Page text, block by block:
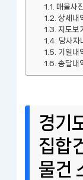
매물사진
상세내
지도보
당사자
기일내
송달내
경기
집합
물건